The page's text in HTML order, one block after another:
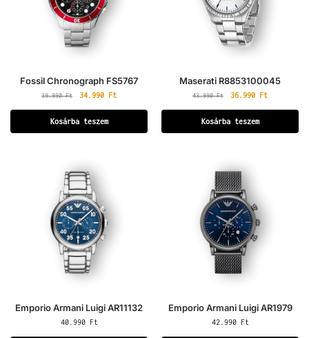
Fossil Chronograph FS5767
39.990Ft 34.990 Ft
Kosárba teszem
Maserati R8853100045
43.990Ft 36.990 Ft
Kosárba teszem
Emporio Armani Luigi AR11132
40.990 Ft
Emporio Armani Luigi AR1979
42.990 Ft